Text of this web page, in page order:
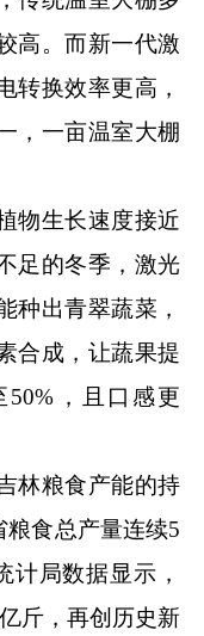
高。而新一代激
转换效率更高，
，一亩温室大棚
生长速度接近
足的冬季，激光
种出青翠蔬菜，
合成，让蔬果提
50%，且口感更
粮食产能的持
粮食总产量连续5
计局数据显示，
斤，再创历史新